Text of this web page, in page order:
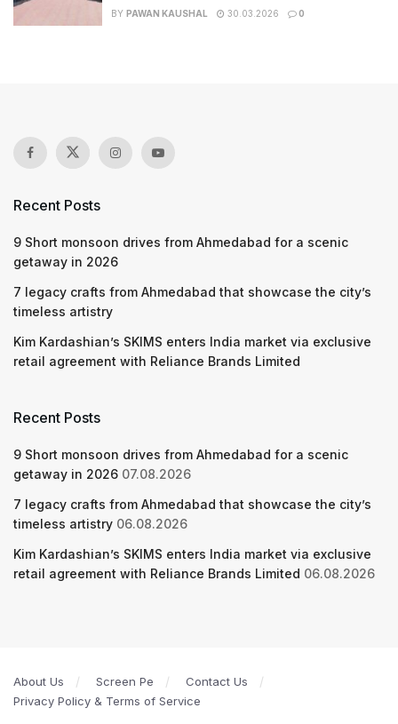
BY PAWAN KAUSHAL 30.03.2026 0
Recent Posts
9 Short monsoon drives from Ahmedabad for a scenic
getaway in 2026
7 legacy crafts from Ahmedabad that showcase the city’s
timeless artistry
Kim Kardashian’s SKIMS enters India market via exclusive
retail agreement with Reliance Brands Limited
Recent Posts
9 Short monsoon drives from Ahmedabad for a scenic
getaway in 2026 07.08.2026
7 legacy crafts from Ahmedabad that showcase the city’s
timeless artistry 06.08.2026
Kim Kardashian’s SKIMS enters India market via exclusive
retail agreement with Reliance Brands Limited 06.08.2026
About Us Screen Pe
Contact Us
Privacy Policy & Terms of Service